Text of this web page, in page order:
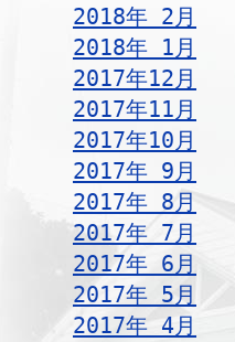
2018年 2月
2018年 1月
2017年12月
2017年11月
2017年10月
2017年 9月
2017年 8月
2017年 7月
2017年 6月
2017年 5月
2017年 4月